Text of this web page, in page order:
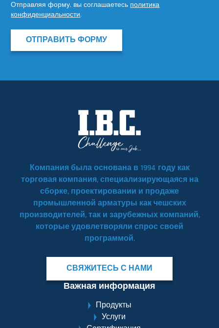
Отправляя форму, вы соглашаетесь политика
конфиденциальности.
ОТПРАВИТЬ ФОРМУ
Компания была основана в 1994 году как
торговая компания, специализирующаяся на
сборке, проектировании и продаже
промышленной арматуры как чешских
производителей, так и зарубежных компаний,
которые удовлетворяли спрос своей
программой.
СВЯЖИТЕСЬ С НАМИ
Важная информация
Продукты
Услуги